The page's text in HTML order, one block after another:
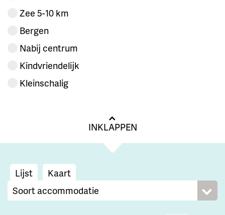
Zee 5-10 km
Bergen
Nabij centrum
Kindvriendelijk
Kleinschalig
INKLAPPEN
Lijst Kaart